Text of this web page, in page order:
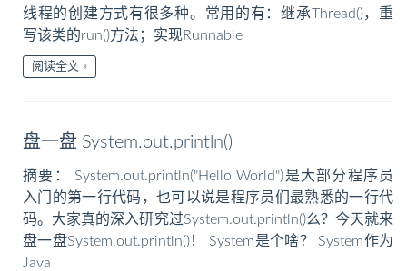
线程的创建方式有很多种。常用的有：继承Thread()，重
写该类的run()方法；实现Runnable
阅读全文
盘一盘 System.out.println()
摘要： System.out.println("Hello World")是大部分程序员
入门的第一行代码，也可以说是程序员们最熟悉的一行代
码。大家真的深入研究过System.out.println()么？今天就来
盘一盘System.out.println()！ System是个啥？ System作为
Java